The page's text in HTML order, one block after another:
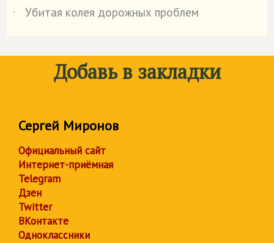
˙
Убитая колея дорожных проблем
Добавь в закладки
Сергей Миронов
Официальный сайт
Интернет-приёмная
Telegram
Дзен
Twitter
ВКонтакте
Одноклассники